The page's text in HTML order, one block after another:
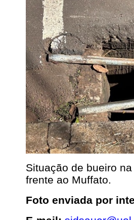
Situação de bueiro
frente ao Muffato.
Foto enviada por